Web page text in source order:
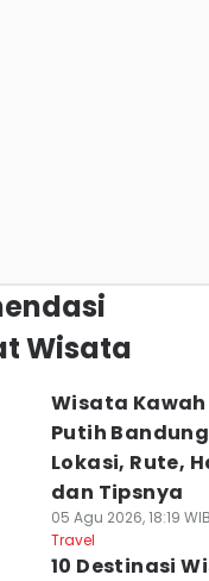
Wisata
Wisata Kawah
Putih
Lokasi, Rute,
dan Tipsnya
05 Agu 2026, 18:19 WIB
Travel
10 Destinasi